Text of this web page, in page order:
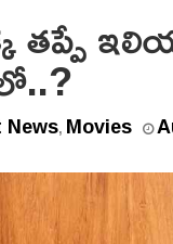
తప్పే
, Movies